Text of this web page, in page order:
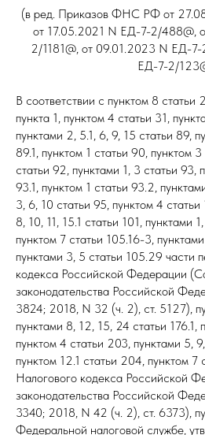
(в ред. Приказов ФНС РФ от
от 17.05.2021 N ЕД-7-2/488@,
2/1181@, от 09.01.2023 N ЕД-
ЕД-7-2/
В соответствии с пунктом 8 статьи
пункта 1, пунктом 4 статьи 31,
пунктами 2, 5.1, 6, 9, 15 статьи 89,
89.1, пунктом 1 статьи 90, пунктом
статьи 92, пунктами 1, 3 статьи 93,
93.1, пунктом 1 статьи 93.2,
3, 6, 10 статьи 95, пунктом 4
8, 10, 11, 15.1 статьи 101, пунктами
пунктом 7 статьи 105.16-3,
пунктами 3, 5 статьи 105.29 части
кодекса Российской Федерации
законодательства Российской
3824; 2018, N 32 (ч. 2), ст. 5127),
пунктами 8, 12, 15, 24 статьи 176.1,
пунктом 4 статьи 203, пунктами 5,
пунктом 12.1 статьи 204, пунктом 7
Налогового кодекса Российской
законодательства Российской
3340; 2018, N 42 (ч. 2), ст. 6373),
Федеральной налоговой службе,